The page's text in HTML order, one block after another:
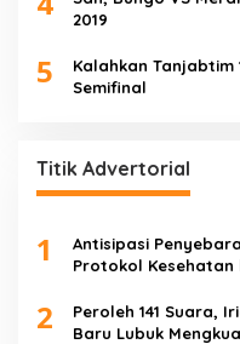
2019
5
Kalahkan Tanjabtim
Semifinal
Titik Advertorial
1
Antisipasi
Protokol Kesehatan
2
Peroleh 141 Suara,
Baru Lubuk